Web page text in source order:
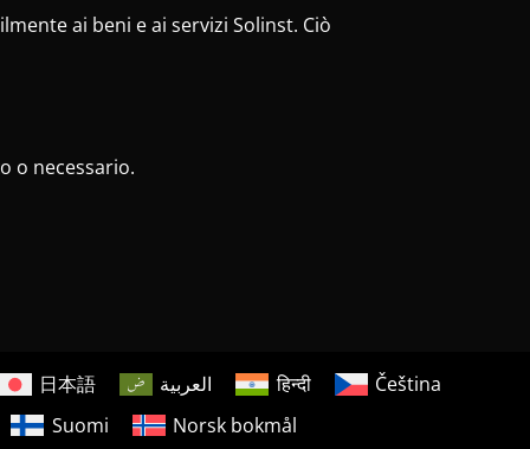
ai beni e ai servizi Solinst. Ciò
o necessario.
日本語 العربية हिन्दी
Čeština
Suomi Norsk bokmål